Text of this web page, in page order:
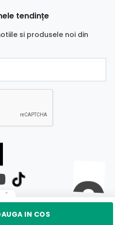
▼
IN COS
tendințe
si produsele noi din